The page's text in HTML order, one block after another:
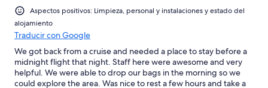
Aspectos positivos: Limpieza, personal y instalaciones y estado del
alojamiento
Traducir con Google
We got back from a cruise and needed a place to stay before a
midnight flight that night. Staff here were awesome and very
helpful. We were able to drop our bags in the morning so we
could explore the area. Was nice to rest a few hours and take a